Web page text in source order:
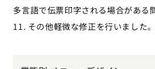
多言語で伝票印字される場合がある
11. その他軽微な修正を行いました。